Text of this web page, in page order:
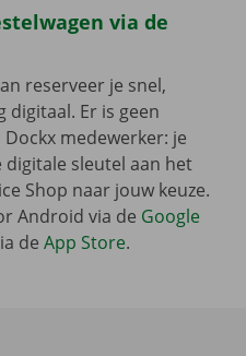
via de
reserveer je snel,
digitaal. Er is geen
medewerker: je
sleutel aan het
Shop naar jouw keuze.
Android via de Google
de App Store.